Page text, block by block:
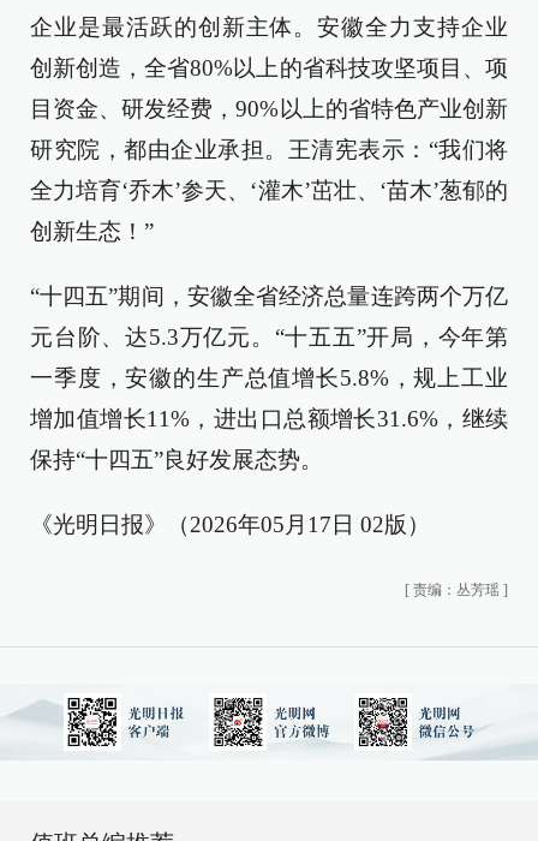
企业是最活跃的创新主体。安徽全力支持企业
创新创造，全省80%以上的省科技攻坚项目、项
目资金、研发经费，90%以上的省特色产业创新
研究院，都由企业承担。王清宪表示：“我们将
全力培育‘乔木’参天、‘灌木’茁壮、‘苗木’葱郁的
创新生态！”
“十四五”期间，安徽全省经济总量连跨两个万亿
元台阶、达5.3万亿元。“十五五”开局，今年第
一季度，安徽的生产总值增长5.8%，规上工业
增加值增长11%，进出口总额增长31.6%，继续
保持“十四五”良好发展态势。
《光明日报》（2026年05月17日 02版）
[ 责编：丛芳瑶 ]